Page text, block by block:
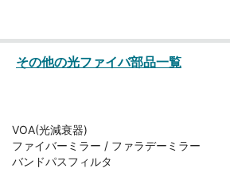
その他の光ファイバ部品一覧
VOA(光減衰器)
ファイバーミラー / ファラデーミラー
バンドパスフィルタ